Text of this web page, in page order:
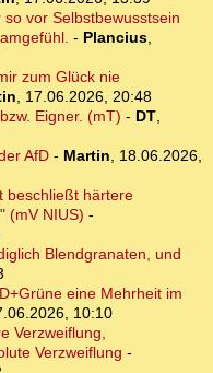
vor Selbstbewusstsein
- Plancius,
zum Glück nie
, 17.06.2026, 20:48
Eigner. (mT) - DT,
AfD- Martin, 18.06.2026,
beschließt härtere
(mV NIUS) -
Blendgranaten, und
eine Mehrheit im
10:10
Verzweiflung,
Verzweiflung -